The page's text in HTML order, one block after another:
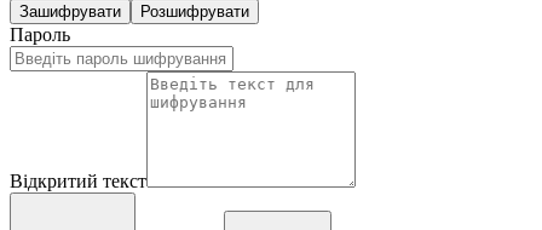
Зашифрувати Розшифрувати
Пароль
Відкритий текст